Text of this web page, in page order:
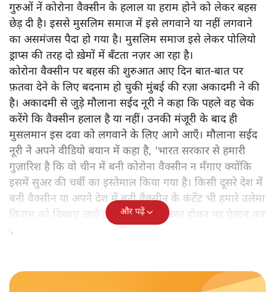
गुरुओं नें कोरोना वैक्सीन के हलाल या हराम होने को लेकर बहस
छेड़ दी है। इससे मुसलिम समाज में इसे लगवाने या नहीं लगवाने
का असमंजस पैदा हो गया है। मुसलिम समाज इसे लेकर पोलियो
ड्राप्स की तरह दो ख़ेमों में बँटता नज़र आ रहा है।
कोरोना वैक्सीन पर बहस की शुरुआत आए दिन बात-बात पर
फ़तवा देने के लिए बदनाम हो चुकी मुंबई की रज़ा अकादमी ने की
है। अकादमी से जुड़े मौलाना सईद नूरी ने कहा कि पहले वह चेक
करेंगे कि वैक्सीन हलाल है या नहीं। उनकी मंजूरी के बाद ही
मुसलमान इस दवा को लगवाने के लिए आगे आएँ। मौलाना सईद
नूरी ने अपने वीडियो बयान में कहा है, ‘भारत सरकार से हमारी
गुज़ारिश है कि वो चीन में बनी कोरोना वैक्सीन न मँगाए क्योंकि
इसमें सुअर की चर्बी का इस्तेमाल किया गया है। किसी दूसरे देश में
बनी वैक्सीन या अपने देश में बनी वैक्सीन के कंटेंट भी हमारे उलेमा
किराम को दिखाए जाएँ ताकि हम भी आश्वस्त होकर यह ऐलान कर
सकें कि इसका इस्तेमाल किया जा सकता है।’
और पढ़ें